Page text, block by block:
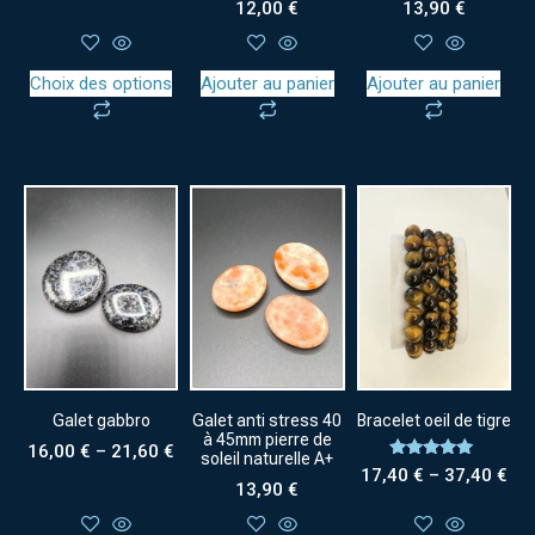
Choix des options
12,00€
Ajouter au panier
13,90 €
Ajouter au panier
Galet gabbro
16,00€ – 21,60€
Galet anti stress 40
à 45mm pierre de
soleil naturelle A+
13,90€
Bracelet oeil de tigre
Note
5.00
17,40 € – 37,40 €